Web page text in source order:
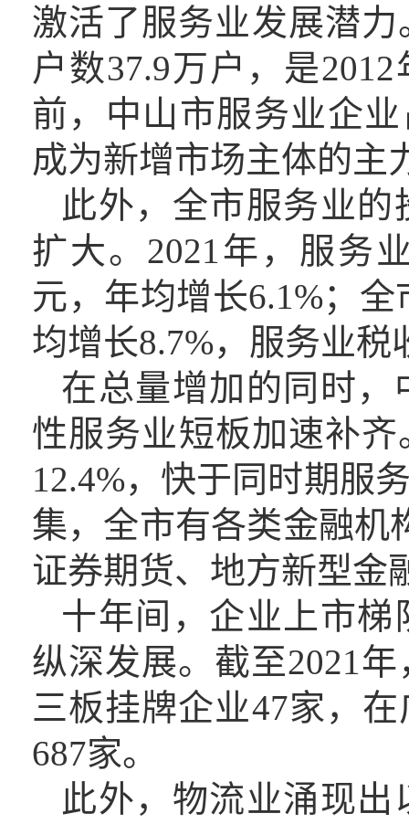
激活了服务业发展潜力
户数37.9万户，是
前， 中山市服务业企
成为新增市场主体的主
此外， 全市服务业的
扩大。 2021年，服务
元，年均增长6.1%； 全
均增长8.7%， 服务业税
在总量增加的同时，
性服务业短板加速补
12.4%，快于同时期服
集，全市有各类金融机
证券期货、地方新型金
十年间 ， 企业上市梯
纵深发展。 截至2021
三板挂牌企业47家，
687家。
此外， 物流业涌现出